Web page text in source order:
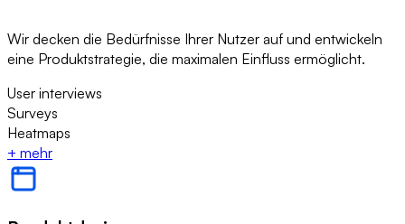
Wir decken die Bedürfnisse Ihrer Nutzer auf und entwickeln
eine Produktstrategie, die maximalen Einfluss ermöglicht.
User interviews
Surveys
Heatmaps
+ mehr